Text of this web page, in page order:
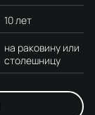
10 лет
на раковину или
столешницу